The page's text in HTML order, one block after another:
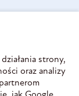
strony,
oraz analizy